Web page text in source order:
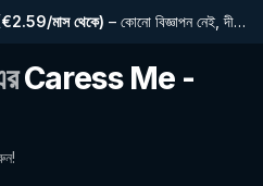
€2.59/মাস থেকে) – কোনো বিজ্ঞাপন নেই, দীর্ঘতর প্লেলিস্ট, সম্পূর্ণ ইতিহাস এবং নতুন বৈশিষ্ট্যে প্রাথমিক প্রবেশাধিকার
Caress Me -